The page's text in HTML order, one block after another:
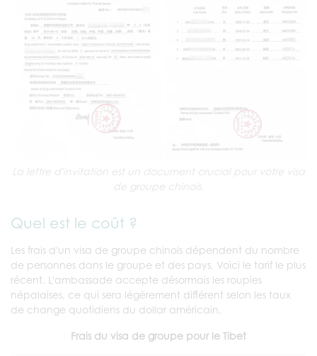
La lettre d'invitation est un document crucial pour votre visa
de groupe chinois.
Quel est le coût ?
Les frais d'un visa de groupe chinois dépendent du nombre
de personnes dans le groupe et des pays. Voici le tarif le plus
récent. L'ambassade accepte désormais les roupies
népalaises, ce qui sera légèrement différent selon les taux
de change quotidiens du dollar américain.
Frais du visa de groupe pour le Tibet